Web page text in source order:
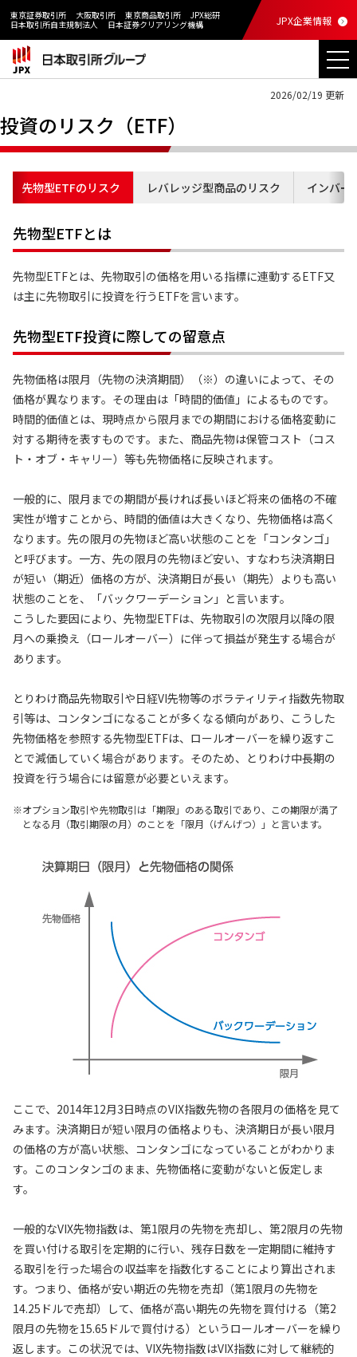
東京証券取引所 大阪取引所 東京商品取引所
JPX総研
日本取引所自主規制法人
日本証券クリアリング機構 JPX企業情報
2026/02/19 更新
投資のリスク（ETF）
先物型ETFのリスク レバレッジ型商品のリスク インバー
先物型ETFとは
先物型ETFとは、先物取引の価格を用いる指標に連動するETF又
は主に先物取引に投資を行うETFを言います。
先物型ETF投資に際しての留意点
先物価格は限月（先物の決済期間）（※）の違いによって、その
価格が異なります。その理由は「時間的価値」によるものです。
時間的価値とは、現時点から限月までの期間における価格変動に
対する期待を表すものです。また、商品先物は保管コスト（コス
ト・オブ・キャリー）等も先物価格に反映されます。
一般的に、限月までの期間が長ければ長いほど将来の価格の不確
実性が増すことから、時間的価値は大きくなり、先物価格は高く
なります。先の限月の先物ほど高い状態のことを「コンタンゴ」
と呼びます。一方、先の限月の先物ほど安い、すなわち決済期日
が短い（期近）価格の方が、決済期日が長い（期先）よりも高い
状態のことを、「バックワーデーション」と言います。
こうした要因により、先物型ETFは、先物取引の次限月以降の限
月への乗換え（ロールオーバー）に伴って損益が発生する場合が
あります。
とりわけ商品先物取引や日経VI先物等のボラティリティ指数先物取
引等は、コンタンゴになることが多くなる傾向があり、こうした
先物価格を参照する先物型ETFは、ロールオーバーを繰り返すこ
とで減価していく場合があります。そのため、とりわけ中長期の
投資を行う場合には留意が必要といえます。
オプション取引や先物取引は「期限」のある取引であり、この期限が満了
となる月（取引期限の月）のことを「限月（げんげつ）」と言います。
ここで、2014年12月3日時点のVIX指数先物の各限月の価格を見て
みます。決済期日が短い限月の価格よりも、決済期日が長い限月
の価格の方が高い状態、コンタンゴになっていることがわかりま
す。このコンタンゴのまま、先物価格に変動がないと仮定しま
す。
一般的なVIX先物指数は、第1限月の先物を売却し、第2限月の先物
を買い付ける取引を定期的に行い、残存日数を一定期間に維持す
る取引を行った場合の収益率を指数化することにより算出されま
す。つまり、価格が安い期近の先物を売却（第1限月の先物を
14.25ドルで売却）して、価格が高い期先の先物を買付ける（第2
限月の先物を15.65ドルで買付ける）というロールオーバーを繰り
返します。この状況では、VIX先物指数はVIX指数に対して継続的